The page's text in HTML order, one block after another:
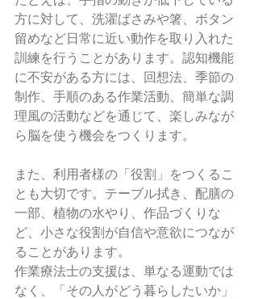
方に対して、洗濯ばさみや箸、ボタン
留めなど日常に近い動作を取り入れた
訓練を行うことがあります。認知機能
に不安がある方には、回想法、季節の
制作、手順のある作業活動、簡単な調
理風の活動などを通じて、楽しみなが
ら脳を使う機会をつくります。
また、利用者様の「役割」をつくるこ
とも大切です。テーブル拭き、配膳の
一部、植物の水やり、作品づくりな
ど、小さな役割が自信や意欲につなが
ることがあります。
作業療法士の支援は、単なる運動では
なく、「その人がどう暮らしたいか」